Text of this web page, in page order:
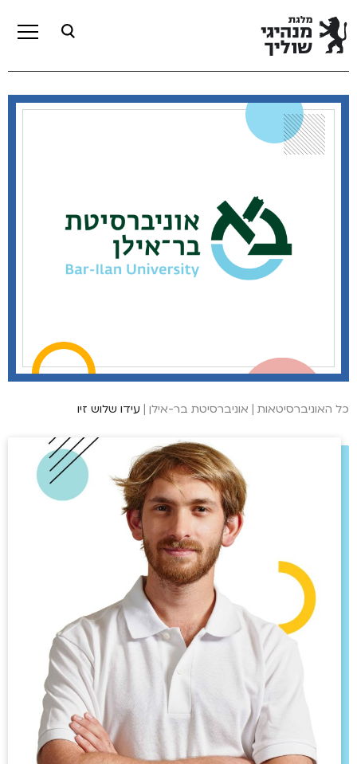
כל האוניברסיטאות | אוניברסיטת בר-אילן | עידו שלוש זיו